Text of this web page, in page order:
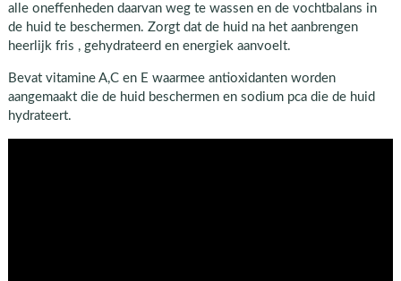
alle oneffenheden daarvan weg te wassen en de vochtbalans in
de huid te beschermen. Zorgt dat de huid na het aanbrengen
heerlijk fris , gehydrateerd en energiek aanvoelt.
Bevat vitamine A,C en E waarmee antioxidanten worden
aangemaakt die de huid beschermen en sodium pca die de huid
hydrateert.